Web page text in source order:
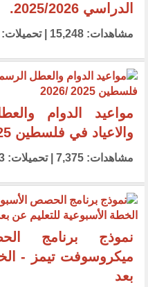
الدراسي 2025/2026.
مشاهدات: 15,248 | تحميلات: 2,052 | 19/09/2025 07:54 pm
مواعيد الدوام
والاعياد في فلسطين 2025 /2026
مشاهدات: 7,375 | تحميلات: 973 | 19/09/2025 07:43 pm
نموذج برنامج
ميكروسوفت تيمز -
بعد